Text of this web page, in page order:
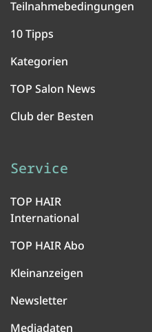
Teilnahmebedingungen
10 Tipps
Kategorien
TOP Salon News
Club der Besten
Service
TOP HAIR
International
TOP HAIR Abo
Kleinanzeigen
Newsletter
Mediadaten